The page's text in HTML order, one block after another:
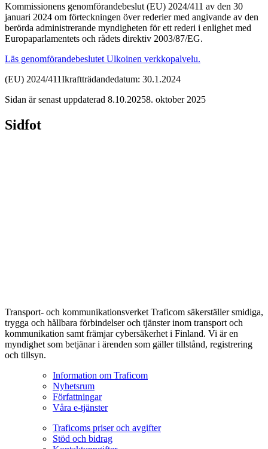
Kommissionens genomförandebeslut (EU) 2024/411 av den 30
januari 2024 om förteckningen över rederier med angivande av den
berörda administrerande myndigheten för ett rederi i enlighet med
Europaparlamentets och rådets direktiv 2003/87/EG.
Läs genomförandebeslutet Ulkoinen verkkopalvelu.
(EU) 2024/411Ikraftträdandedatum: 30.1.2024
Sidan är senast uppdaterad 8.10.20258. oktober 2025
Sidfot
Transport- och kommunikationsverket Traficom säkerställer smidiga,
trygga och hållbara förbindelser och tjänster inom transport och
kommunikation samt främjar cybersäkerhet i Finland. Vi är en
myndighet som betjänar i ärenden som gäller tillstånd, registrering
och tillsyn.
Information om Traficom
Nyhetsrum
Författningar
Våra e-tjänster
Traficoms priser och avgifter
Stöd och bidrag